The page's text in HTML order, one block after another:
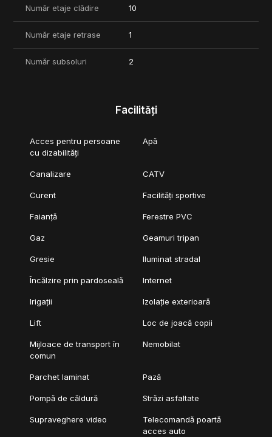
Număr etaje clădire 10
Număr etaje retrase 1
Număr subsoluri 2
Facilități
Acces pentru persoane
cu dizabilități
Apă
Canalizare CATV
Curent Facilități sportive
Faianță Ferestre PVC
Gaz Geamuri tripan
Gresie Iluminat stradal
Încălzire prin pardoseală Internet
Irigații Izolație exterioară
Lift Loc de joacă copii
Mijloace de transport în
comun
Nemobilat
Parchet laminat Pază
Pompă de căldură Străzi asfaltate
Supraveghere video
Telecomandă poartă
acces auto